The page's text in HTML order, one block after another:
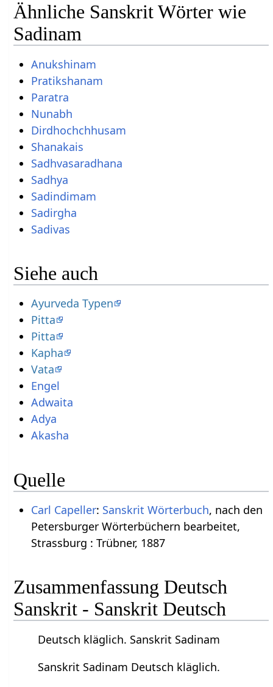
Ähnliche Sanskrit Wörter wie
Sadinam
Anukshinam
Pratikshanam
Paratra
Nunabh
Dirdhochchhusam
Shanakais
Sadhvasaradhana
Sadhya
Sadindimam
Sadirgha
Sadivas
Siehe auch
Ayurveda Typen
Pitta
Pitta
Kapha
Vata
Engel
Adwaita
Adya
Akasha
Quelle
Carl Capeller: Sanskrit Wörterbuch, nach den
Petersburger Wörterbüchern bearbeitet,
Strassburg : Trübner, 1887
Zusammenfassung Deutsch
Sanskrit - Sanskrit Deutsch
Deutsch kläglich. Sanskrit Sadinam
Sanskrit Sadinam Deutsch kläglich.